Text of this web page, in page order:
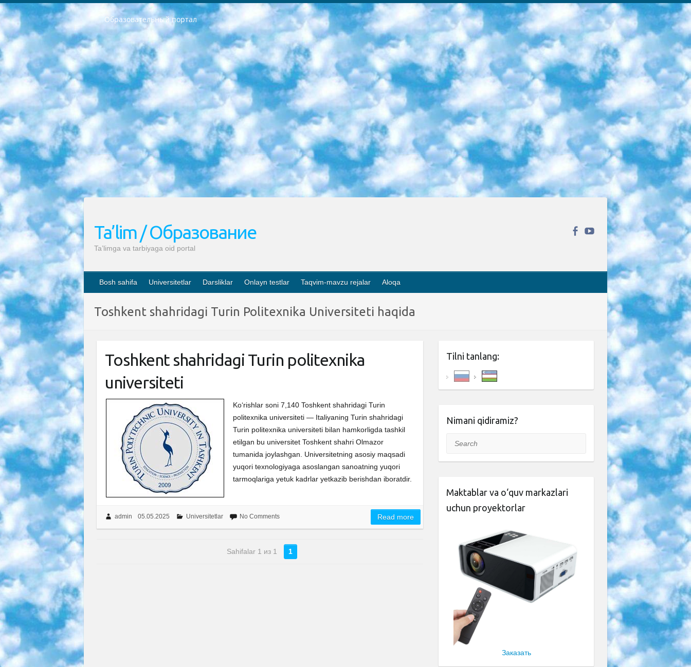
Образовательный портал
РЕСПУБЛИКА УЗБЕКИСТАН МИНИСТРЕРСТВО ДОШКОЛЬНОГО И ШКОЛЬНОГО ОБРАЗОВАНИЯ КОМАНДА в общеобразовательных учреждениях в 2023-2024 учебном году организация и проведение итоговой государственной аттестации обучающихся о Министра дошкольного и школьного образования Республики Узбекистан от 4 марта 2008 года (постановлением Минюста от 20 марта 2008 года № 1778 государственной регистрации) «Итоговое состояние учащихся общего среднего образования на основании положения об утверждении положения об аттестации общего среднего образования выпускной экзамен студентов в образовательных учреждениях в 2023-2024 учебном году В целях организации и прохождения аттестации приказываю: 1. Следующее: перечень предметов, по которым будет проводиться итоговая государственная аттестация и экзамен формы перевода согласно приложению 1; сертификаты международного образца, оценивающие уровень владения иностранными языками перечень согласно приложению 2; 2. Педагогический при специализированных образовательных учреждениях. научно-практический центр квалификации и международной оценки (Д.Давидова) 2024 г. До 25 марта: задания по предметам, по которым будет проводиться итоговая аттестация разработка и утверждение технических условий; итоговая аттестация на основании разработанного предметного задания разработка вопросов по предметам (устно и письменно), экзамен передача; общеобразовательные средние школы и специальные учебные заведения учащиеся выпускных классов школ и интернатов в агентской системе подготовка базы данных экзаменационных материалов и критериев оценки; перевод базы экзаменационных материалов на все языки обучения подать в Республиканский образовательный центр для изготовления; варианты экзаменов на основе разработанных контрольных материалов пусть будут поставлены задачи формирования. 3. Республиканский образовательный центр (Ш.Худайкулов) до 5 апреля 2024 года. до: база данных предоставленных экзаменационных материалов на все языки обучения перевод и экспертиза; для слепых, слабовидящих, глухих, слабослышащих и умственно отсталых детей учащиеся выпускных классов специализированных школ и школ-интернатов база данных экзаменационных материалов на всех преподаваемых языках подготовка критериев оценки; специализированные школы для умственно отсталых детей и технологии для учащихся выпускных классов школ-интернатов разработка соответствующих рекомендаций и критериев проведения ЕГЭ по естествознанию давать задания. 4. Педагогический при специализированных образовательных учреждениях. Научно-практический центр навыков и международной оценки (Д.Давидова), Республика образовательный центр (Худайкулов Ш.) итоговый государственный аттестационный экзамен ориентирован на творческое и логическое мышление при подготовке базы материалов учитывать введение заданий. 5. Следует отметить, что: сертификат государственного образца о знании общеобразовательного предмета и как минимум национальный уровень B1 по предметам на иностранных языках, указанным в Приложении 2. или международно признанный сертификат эквивалентного уровня студенты, изучающие определенный предмет, освобождаются от экзамена; по соответствующим предметам запланирована итоговая государственная аттестация за день до дня, путем жеребьевки Рабочей группой (в письменной форме по предметам, проводимым в форме) из числа сформированных вариантов выбрано 2 варианта; 2 выбранных варианта экзамена анонсированы на официальном сайте министерства и все выпускники по всей стране на основе этих вариантов проводит итоговую государственную аттестацию. 6. Государственное образование учащихся средних общеобразовательных учреждений. знания в соответствии с квалификационными требованиями, которые необходимо приобрести на основании стандартов итоговый (выпускной) контроль для 9 и 11 классов в целях тестирования Экзамены (далее – экзамены) состоят из предметов, перечисленных в приложении 1. будет сделано. 7. Экзамены пройдут с 26 мая по 15 июня 2024 г. (кроме науки физического воспитания). 8. Физическая для учащихся 9 классов общесредних образовательных учреждений. Экзамены по предмету «Образование, квалификация медицина» 1-6 мая 2024 года. сотрудники перевести под присмотр (с отклонениями в физическом или умственном развитии) специализированная школа для детей, школы-интернаты и со сколиозом школы-интернаты санаторного типа для больных детей исключены). 9. Он был слепым, слабовидящим и имел нарушения опорно-двигательного аппарата. экзамены в специализированных школах и интернатах для детей должны проводиться исходя из требований, предъявляемых к общеобразовательным учреждениям (физкультура кроме науки). 10. Специализированная школа для глухих и слабослышащих детей. и экзамены в интернатах и быть реализован в виде письменного теста по математике. 11. Специальность для умственно отсталых детей. Для 9 класса Родной язык и литературное письмо Государственный язык (язык обучения – узбекский). для неклассов) написано Математическое письмо Письменная/устная история Узбекистана Физическое воспитание практично Итоговый контроль Для 11 класса Написание родного языка и литературы (эссе) Математическое письмо Узбекский язык (обучение на узбекском языке) не посещающее общее среднее образование для учреждений)/Образовательное учреждение выбор письменный и устный Иностранный язык письменный/устный Письменная/устная история Узбекистана *По выбору студента:  Химия  Физика  Основы государственного права  География 10 бесплатных образовательных ресурсов - Мы составили подборку онлайн-проектов с интерактивными упражнениями, видеолекциями и статьями. Они помогут вам обрести новые и освежить старые знания бесплатно. 1. «ИНТУИТ» Старейшая образовательная площадка Рунета. Здесь вы найдёте сотни текстовых и видеокурсов на десятки различных тем — от программирования до психологии. Многие курсы подготовлены российскими университетами и крупными международными компаниями вроде Intel и Microsoft. Самостоятельное обучение бесплатное, но желающие могут оплатить услуги персональных наставников. 2. «Смартия» знакомит с актуальными профессиями и подсказывает, как им обучаться. Выбрав заинтересовавшую вас специальность — SMM-специалист, фотограф, веб-дизайнер или другую, — увидите список необходимых для неё умений. Чтобы вы могли освоить их самостоятельно, для каждого умения площадка отображает подборку ссылок на учебные материалы. Хотя «Смартия» ориентируется на русскоязычную аудиторию, часть контента всё же доступна только на английском. 3. «Лекторий Физтеха» Проект Московского физико-технического института (Физтеха). С его помощью вы можете смотреть онлайн серии лекций, записанные на видео в этом вузе. В числе доступных предметов — физика, биология, химия, информационные технологии и другие. К некоторым лекциям администрация ресурса прилагает готовые конспекты, которые можно скачивать в PDF-формате. 4. ITMOcourses Онлайн-площадка Санкт-Петербургского национального исследовательского университета информационных технологий, механики и оптики (ИТМО). Ресурс предоставляет свободный доступ к курсам, разработанным в этом вузе. Каталог материалов разбит на четыре категории: «Оптические системы и технологии», «Приборостроение и робототехника», «Информационные технологии» и «Биотехнологии». Курсы состоят из видеолекций, интерактивных демонстраций и заданий. 5. «КиберЛенинка» Электронная научная библиотека открытого доступа. Каталог площадки регулярно обрастает текстами статей из различных научных изданий. Сгруппированные по журналам и рубрикам публикации можно читать онлайн или скачивать целиком в PDF-формате. Проект нацелен на популяризацию науки за счёт открытого доступа к качественной информации. 6. «ПостНаука» На этом ресурсе публикуют подборки видеолекций, составленные экспертами из разных отраслей и объединённые общими темами. Среди них, к примеру, есть серии «Биоинформатика и геномика», «Культура средневековой Скандинавии» и Cinema Studies о теории кино. Каждая подборка лекций — логически связанная история, рассказанная экспертом от первого лица. Кроме того, на сайте появляются научно-образовательные статьи и тесты на разные темы. 7. «Newочём» Команда проекта «Newочём» отбирает самые интересные тексты из англоязычных СМИ и переводит те из них, за которые голосуют участники сообщества «ВКонтакте». По большей части это научно-популярные статьи. Редакторы придумывают лишь заголовки, в остальном содержание переводов соответствует оригиналам. Полные тексты можно читать прямо в социальной сети. 8. InternetUrok Онлайн-база материалов по основным дисциплинам школьной программы. Информация на сайте структурирована по классам, предметам и темам (урокам). Каждый урок состоит из видеолекций и конспектов. Есть также интерактивные тренажёры и тесты для закрепления пройденного материала. Даже если вы давно окончили школу, возможность повторить программу старших классов всегда может пригодиться. 9. Edutainme Ещё один ресурс об образовании. В отличие от Newtonew, как мне кажется, Edutainme больше ориентируется на представителей индустрии: педагогов, предпринимателей, разработчиков образовательных проектов. Но и любой, кто просто стремится к саморазвитию, найдёт на сайте много полезного и интересного для себя. Например, информацию о новых курсах и образовательных сервисах. 10. Newtonew Онлайн-медиа об образовании и обучении в широком смысле. Авторы Newtonew пишут об инструментах, заведениях, тактиках и стратегиях, которые помогают учить других и получать новые знания самостоятельно. На этой площадке вы найдёте новости, обзоры, аналитические мат
Ta’lim / Образование
Ta’limga va tarbiyaga oid portal
Bosh sahifa Universitetlar Darsliklar Onlayn testlar Taqvim-mavzu rejalar Aloqa
Toshkent shahridagi Turin Politexnika Universiteti haqida
Toshkent shahridagi Turin politexnika
universiteti
Ko‘rishlar soni 7,140 Toshkent shahridagi Turin
politexnika universiteti — Italiyaning Turin shahridagi
Turin politexnika universiteti bilan hamkorligda tashkil
etilgan bu universitet Toshkent shahri Olmazor
tumanida joylashgan. Universitetning asosiy maqsadi
yuqori texnologiyaga asoslangan sanoatning yuqori
tarmoqlariga yetuk kadrlar yetkazib berishdan iboratdir.
admin 05.05.2025 Universitetlar No Comments Read more
Sahifalar 1 из 1 1
Tilni tanlang:
Nimani qidiramiz?
Search
Maktablar va o‘quv markazlari
uchun proyektorlar
Заказать